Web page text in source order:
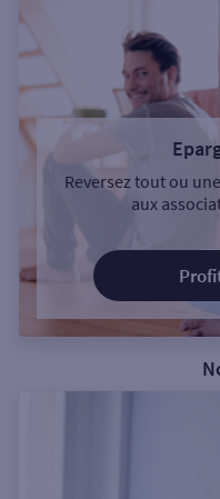
Reversez tout ou
aux